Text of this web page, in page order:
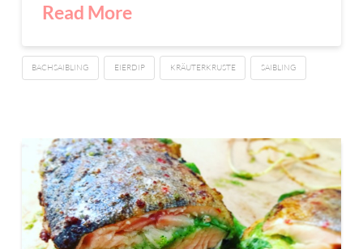
Read More
BACHSAIBLING EIERDIP KRÄUTERKRUSTE SAIBLING